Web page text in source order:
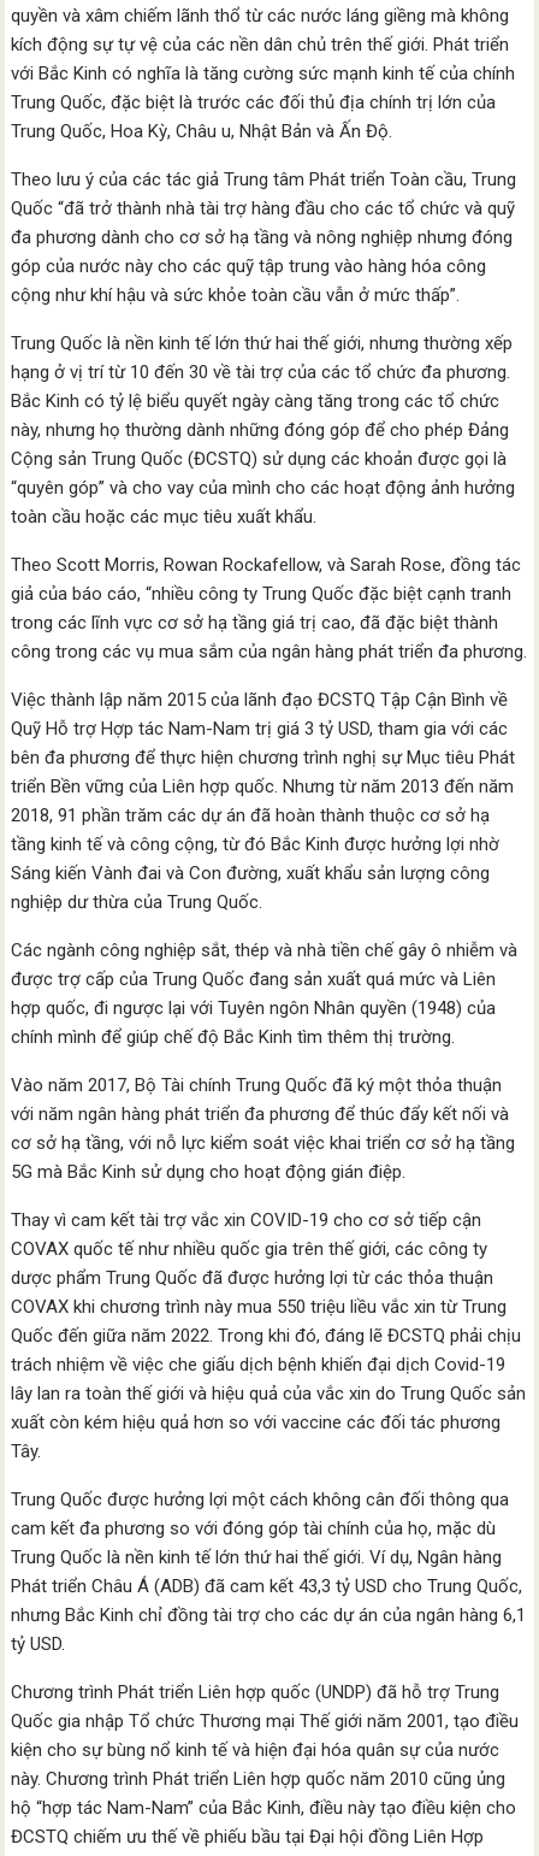
quyền và xâm chiếm lãnh thổ từ các nước láng giềng mà không
kích động sự tự vệ của các nền dân chủ trên thế giới. Phát triển
với Bắc Kinh có nghĩa là tăng cường sức mạnh kinh tế của chính
Trung Quốc, đặc biệt là trước các đối thủ địa chính trị lớn của
Trung Quốc, Hoa Kỳ, Châu u, Nhật Bản và Ấn Độ.
Theo lưu ý của các tác giả Trung tâm Phát triển Toàn cầu, Trung
Quốc “đã trở thành nhà tài trợ hàng đầu cho các tổ chức và quỹ
đa phương dành cho cơ sở hạ tầng và nông nghiệp nhưng đóng
góp của nước này cho các quỹ tập trung vào hàng hóa công
cộng như khí hậu và sức khỏe toàn cầu vẫn ở mức thấp”.
Trung Quốc là nền kinh tế lớn thứ hai thế giới, nhưng thường xếp
hạng ở vị trí từ 10 đến 30 về tài trợ của các tổ chức đa phương.
Bắc Kinh có tỷ lệ biểu quyết ngày càng tăng trong các tổ chức
này, nhưng họ thường dành những đóng góp để cho phép Đảng
Cộng sản Trung Quốc (ĐCSTQ) sử dụng các khoản được gọi là
“quyên góp” và cho vay của mình cho các hoạt động ảnh hưởng
toàn cầu hoặc các mục tiêu xuất khẩu.
Theo Scott Morris, Rowan Rockafellow, và Sarah Rose, đồng tác
giả của báo cáo, “nhiều công ty Trung Quốc đặc biệt cạnh tranh
trong các lĩnh vực cơ sở hạ tầng giá trị cao, đã đặc biệt thành
công trong các vụ mua sắm của ngân hàng phát triển đa phương.
Việc thành lập năm 2015 của lãnh đạo ĐCSTQ Tập Cận Bình về
Quỹ Hỗ trợ Hợp tác Nam-Nam trị giá 3 tỷ USD, tham gia với các
bên đa phương để thực hiện chương trình nghị sự Mục tiêu Phát
triển Bền vững của Liên hợp quốc. Nhưng từ năm 2013 đến năm
2018, 91 phần trăm các dự án đã hoàn thành thuộc cơ sở hạ
tầng kinh tế và công cộng, từ đó Bắc Kinh được hưởng lợi nhờ
Sáng kiến ​​Vành đai và Con đường, xuất khẩu sản lượng công
nghiệp dư thừa của Trung Quốc.
Các ngành công nghiệp sắt, thép và nhà tiền chế gây ô nhiễm và
được trợ cấp của Trung Quốc đang sản xuất quá mức và Liên
hợp quốc, đi ngược lại với Tuyên ngôn Nhân quyền (1948) của
chính mình để giúp chế độ Bắc Kinh tìm thêm thị trường.
Vào năm 2017, Bộ Tài chính Trung Quốc đã ký một thỏa thuận
với năm ngân hàng phát triển đa phương để thúc đẩy kết nối và
cơ sở hạ tầng, với nỗ lực kiểm soát việc khai triển cơ sở hạ tầng
5G mà Bắc Kinh sử dụng cho hoạt động gián điệp.
Thay vì cam kết tài trợ vắc xin COVID-19 cho cơ sở tiếp cận
COVAX quốc tế như nhiều quốc gia trên thế giới, các công ty
dược phẩm Trung Quốc đã được hưởng lợi từ các thỏa thuận
COVAX khi chương trình này mua 550 triệu liều vắc xin từ Trung
Quốc đến giữa năm 2022. Trong khi đó, đáng lẽ ĐCSTQ phải chịu
trách nhiệm về việc che giấu dịch bệnh khiến đại dịch Covid-19
lây lan ra toàn thế giới và hiệu quả của vắc xin do Trung Quốc sản
xuất còn kém hiệu quả hơn so với vaccine các đối tác phương
Tây.
Trung Quốc được hưởng lợi một cách không cân đối thông qua
cam kết đa phương so với đóng góp tài chính của họ, mặc dù
Trung Quốc là nền kinh tế lớn thứ hai thế giới. Ví dụ, Ngân hàng
Phát triển Châu Á (ADB) đã cam kết 43,3 tỷ USD cho Trung Quốc,
nhưng Bắc Kinh chỉ đồng tài trợ cho các dự án của ngân hàng 6,1
tỷ USD.
Chương trình Phát triển Liên hợp quốc (UNDP) đã hỗ trợ Trung
Quốc gia nhập Tổ chức Thương mại Thế giới năm 2001, tạo điều
kiện cho sự bùng nổ kinh tế và hiện đại hóa quân sự của nước
này. Chương trình Phát triển Liên hợp quốc năm 2010 cũng ủng
hộ “hợp tác Nam-Nam” của Bắc Kinh, điều này tạo điều kiện cho
ĐCSTQ chiếm ưu thế về phiếu bầu tại Đại hội đồng Liên Hợp